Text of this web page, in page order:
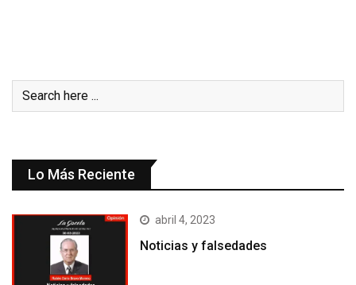
Lo Más Reciente
abril 4, 2023
Noticias y falsedades